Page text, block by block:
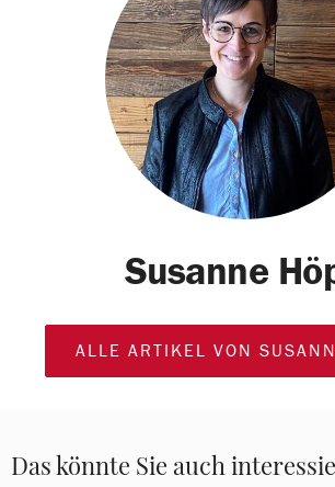
Susanne
ALLE ARTIKEL VON
Das könnte Sie auch